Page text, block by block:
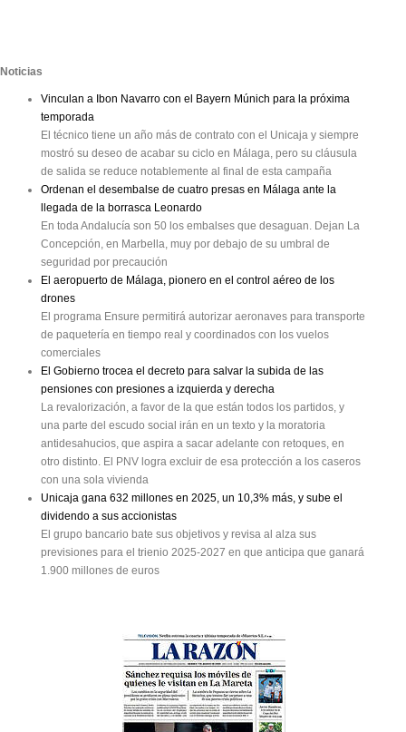
Noticias
Vinculan a Ibon Navarro con el Bayern Múnich para la próxima
temporada
El técnico tiene un año más de contrato con el Unicaja y siempre
mostró su deseo de acabar su ciclo en Málaga, pero su cláusula
de salida se reduce notablemente al final de esta campaña
Ordenan el desembalse de cuatro presas en Málaga ante la
llegada de la borrasca Leonardo
En toda Andalucía son 50 los embalses que desaguan. Dejan La
Concepción, en Marbella, muy por debajo de su umbral de
seguridad por precaución
El aeropuerto de Málaga, pionero en el control aéreo de los
drones
El programa Ensure permitirá autorizar aeronaves para transporte
de paquetería en tiempo real y coordinados con los vuelos
comerciales
El Gobierno trocea el decreto para salvar la subida de las
pensiones con presiones a izquierda y derecha
La revalorización, a favor de la que están todos los partidos, y
una parte del escudo social irán en un texto y la moratoria
antidesahucios, que aspira a sacar adelante con retoques, en
otro distinto. El PNV logra excluir de esa protección a los caseros
con una sola vivienda
Unicaja gana 632 millones en 2025, un 10,3% más, y sube el
dividendo a sus accionistas
El grupo bancario bate sus objetivos y revisa al alza sus
previsiones para el trienio 2025-2027 en que anticipa que ganará
1.900 millones de euros